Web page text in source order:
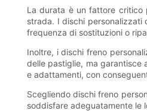
La durata è un fattore critico
strada. I dischi personalizzati
frequenza di sostituzioni o
Inoltre, i dischi freno
delle pastiglie, ma garantisce
e adattamenti, con
Scegliendo dischi freno
soddisfare adeguatamente le